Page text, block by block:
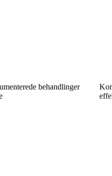
behandlinger